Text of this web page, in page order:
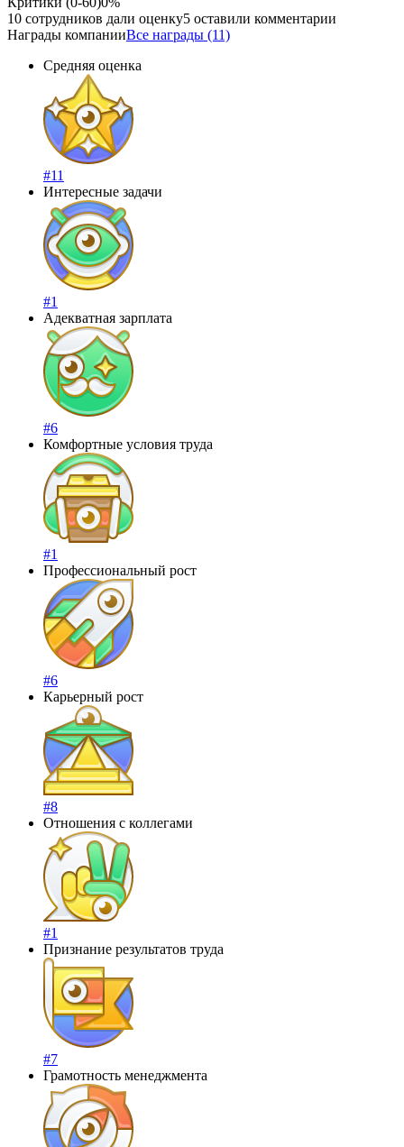
10 сотрудников дали оценку5 оставили комментарии
Награды компанииВсе награды (11)
Средняя оценка
#11
Интересные задачи
#1
Адекватная зарплата
#6
Комфортные условия труда
#1
Профессиональный рост
#6
Карьерный рост
#8
Отношения с коллегами
#1
Признание результатов труда
#7
Грамотность менеджмента